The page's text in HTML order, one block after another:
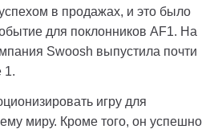
в продажах, и это было
для поклонников AF1. На
Swoosh выпустила почти
1.
игру для
миру. Кроме того, он успешно